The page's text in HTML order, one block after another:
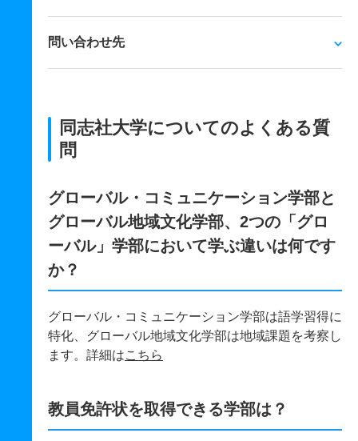
問い合わせ先
同志社大学についてのよくある質
問
グローバル・コミュニケーション学部と
グローバル地域文化学部、2つの「グロ
ーバル」学部において学ぶ違いは何です
か？
グローバル・コミュニケーション学部は語学習得に
特化、グローバル地域文化学部は地域課題を考察し
ます。詳細はこちら
教員免許状を取得できる学部は？